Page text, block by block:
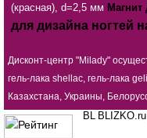
(красная), d=2,5 мм Магнит
для дизайна ногтей
Дисконт-центр "Milady"
гель-лака shellac, гель-лака
Казахстана, Украины,